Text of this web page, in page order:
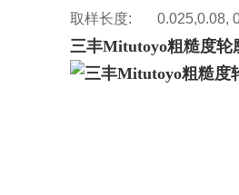
取样长度: 0.025,0.08,
三丰Mitutoyo粗糙度轮